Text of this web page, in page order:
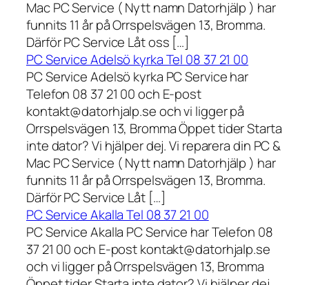
Mac PC Service ( Nytt namn Datorhjälp ) har
funnits 11 år på Orrspelsvägen 13, Bromma.
Därför PC Service Låt oss […]
PC Service Adelsö kyrka Tel 08 37 21 00
PC Service Adelsö kyrka PC Service har
Telefon 08 37 21 00 och E-post
kontakt@datorhjalp.se och vi ligger på
Orrspelsvägen 13, Bromma Öppet tider Starta
inte dator? Vi hjälper dej. Vi reparera din PC &
Mac PC Service ( Nytt namn Datorhjälp ) har
funnits 11 år på Orrspelsvägen 13, Bromma.
Därför PC Service Låt […]
PC Service Akalla Tel 08 37 21 00
PC Service Akalla PC Service har Telefon 08
37 21 00 och E-post kontakt@datorhjalp.se
och vi ligger på Orrspelsvägen 13, Bromma